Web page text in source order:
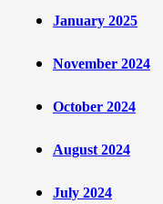
January 2025
November 2024
October 2024
August 2024
July 2024